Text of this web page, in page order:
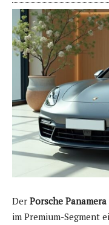
Der Porsche
im Premium-Segment